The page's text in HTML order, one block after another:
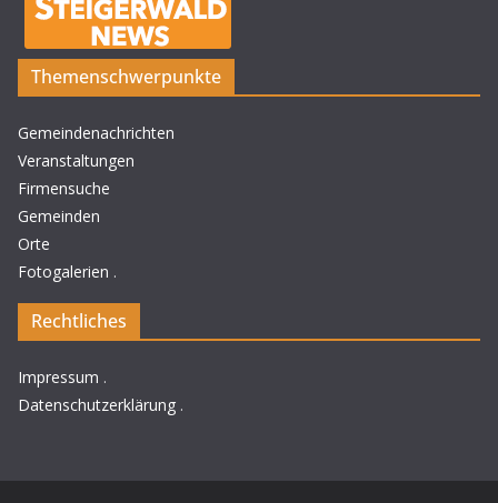
Themenschwerpunkte
Gemeindenachrichten
Veranstaltungen
Firmensuche
Gemeinden
Orte
Fotogalerien .
Rechtliches
Impressum .
Datenschutzerklärung .